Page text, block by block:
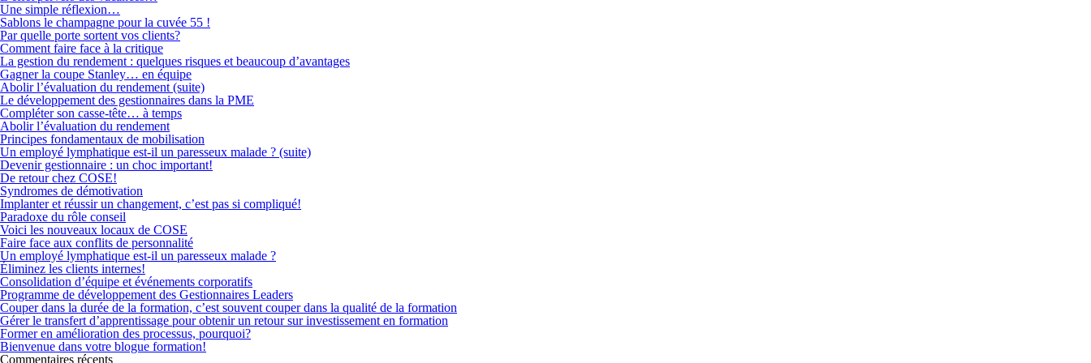
Une simple réflexion…
Sablons le champagne pour la cuvée 55 !
Par quelle porte sortent vos clients?
Comment faire face à la critique
La gestion du rendement : quelques risques et beaucoup d’avantages
Gagner la coupe Stanley… en équipe
Abolir l’évaluation du rendement (suite)
Le développement des gestionnaires dans la PME
Compléter son casse-tête… à temps
Abolir l’évaluation du rendement
Principes fondamentaux de mobilisation
Un employé lymphatique est-il un paresseux malade ? (suite)
Devenir gestionnaire : un choc important!
De retour chez COSE!
Syndromes de démotivation
Implanter et réussir un changement, c’est pas si compliqué!
Paradoxe du rôle conseil
Voici les nouveaux locaux de COSE
Faire face aux conflits de personnalité
Un employé lymphatique est-il un paresseux malade ?
Éliminez les clients internes!
Consolidation d’équipe et événements corporatifs
Programme de développement des Gestionnaires Leaders
Couper dans la durée de la formation, c’est souvent couper dans la qualité de la formation
Gérer le transfert d’apprentissage pour obtenir un retour sur investissement en formation
Former en amélioration des processus, pourquoi?
Bienvenue dans votre blogue formation!
Commentaires récents